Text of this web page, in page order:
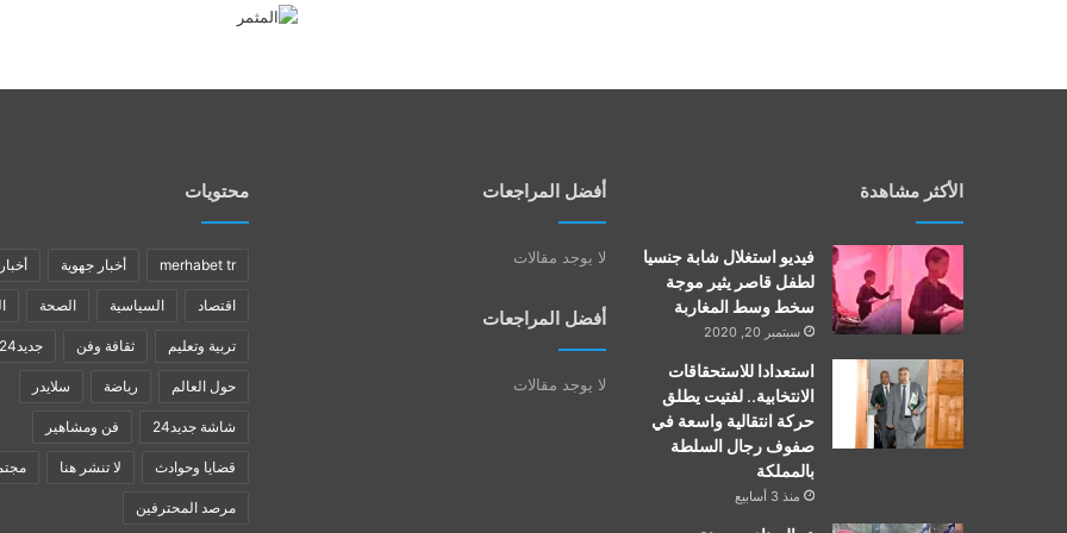
الأكثر مشاهدة
فيديو استغلال شابة جنسيا
لطفل قاصر يثير موجة
سخط وسط المغاربة
سبتمبر 20, 2020
استعدادا للاستحقاقات
الانتخابية.. لفتيت يطلق
حركة انتقالية واسعة في
صفوف رجال السلطة
بالمملكة
منذ 3 أسابيع
أفضل المراجعات
لا يوجد مقالات
أفضل المراجعات
لا يوجد مقالات
محتويات
merhabet tr أخبار جهوية
اقتصاد السياسية الصحة
تربية وتعليم ثقافة وفن جديد24
حول العالم رياضة سلايدر
شاشة جديد24 فن ومشاهير
قضايا وحوادث لا تنشر هنا
مرصد المحترفين